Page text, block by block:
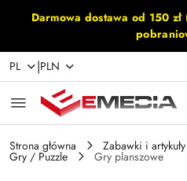
Przejdź do treści
Przejdź do wyszukiwarki
Przejdź do moje konto
Przejdź do menu
Przejdź do opisu
Przejdź do stopki
Darmowa dostawa od 150 zł
PL |PLN
Strona główna Zabawki i
Gry / Puzzle Gry planszowe